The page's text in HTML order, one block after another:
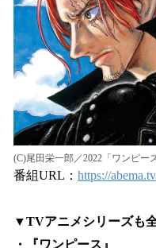
(C)尾田栄一郎／2022「ワンピー
番組URL： https://
▼TVアニメシリーズも
・『ワンピース』